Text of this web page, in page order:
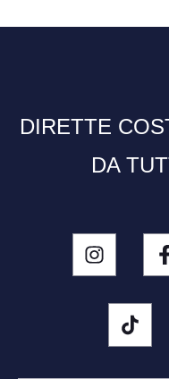
DIRETTE
DA